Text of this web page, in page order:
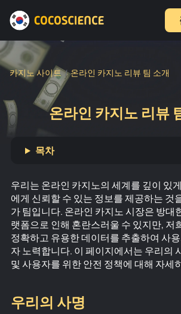
카지노 사이트 온라인 카지노 리뷰 팀 소개
온라인 카지노 리뷰
목차
우리는 온라인 카지노의 세계를 깊이 있
에게 신뢰할 수 있는 정보를 제공하는 것
가 팀입니다. 온라인 카지노 시장은 방대
랫폼으로 인해 혼란스러울 수 있지만, 저
정확하고 유용한 데이터를 추출하여 사
자 노력합니다. 이 페이지에서는 우리의
및 사용자를 위한 안전 정책에 대해 자세
우리의 사명